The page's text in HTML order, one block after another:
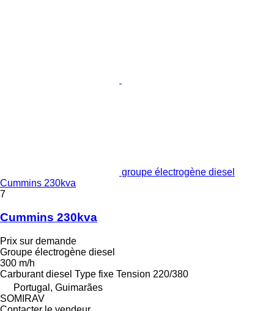
groupe électrogène diesel
Cummins 230kva
7
Cummins 230kva
Prix sur demande
Groupe électrogène diesel
300 m/h
Carburant diesel Type fixe Tension 220/380
Portugal, Guimarães
SOMIRAV